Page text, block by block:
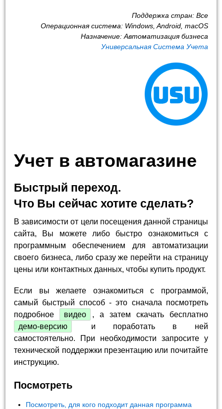
Поддержка стран: Все
Операционная система: Windows, Android, macOS
Назначение: Автоматизация бизнеса
Универсальная Система Учета
Учет в автомагазине
Быстрый переход.
Что Вы сейчас хотите сделать?
В зависимости от цели посещения данной страницы
сайта, Вы можете либо быстро ознакомиться с
программным обеспечением для автоматизации
своего бизнеса, либо сразу же перейти на страницу
цены или контактных данных, чтобы купить продукт.
Если вы желаете ознакомиться с программой,
самый быстрый способ - это сначала посмотреть
подробное
видео
, а затем скачать бесплатно
демо-версию
и поработать в ней
самостоятельно. При необходимости запросите у
технической поддержки презентацию или почитайте
инструкцию.
Посмотреть
Посмотреть, для кого подходит данная программа